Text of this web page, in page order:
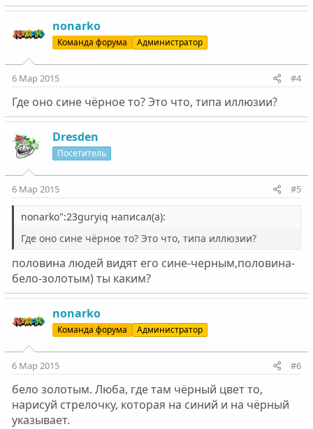
nonarko
Команда форума Администратор
6 Мар 2015 #4
Где оно сине чёрное то? Это что, типа иллюзии?
Dresden
Посетитель
6 Мар 2015 #5
nonarko":23guryiq написал(а):
Где оно сине чёрное то? Это что, типа иллюзии?
половина людей видят его сине-черным,половина-
бело-золотым) ты каким?
nonarko
Команда форума Администратор
6 Мар 2015 #6
бело золотым. Люба, где там чёрный цвет то,
нарисуй стрелочку, которая на синий и на чёрный
указывает.